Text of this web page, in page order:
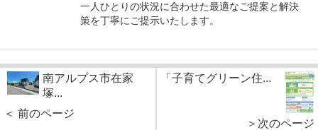
一人ひとりの状況に合わせた最適なご提案と解決
策を丁寧にご提示いたします。
南アルプス市在家
塚...
＜ 前のページ
「子育てグリーン住...
＞次のページ